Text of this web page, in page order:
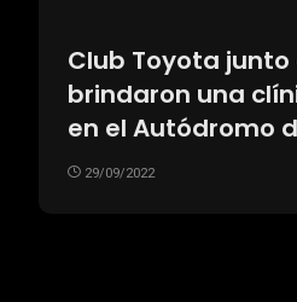
Club Toyota junto
brindaron una
en el Autódromo
29/09/2022